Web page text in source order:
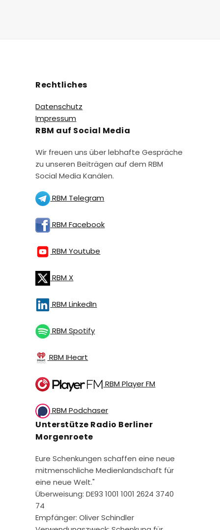
Rechtliches
Datenschutz
Impressum
RBM auf Social Media
Wir freuen uns über lebhafte Gespräche
zu unseren Beiträgen auf dem RBM
Social Media Kanälen.
RBM Telegram
RBM Facebook
RBM Youtube
RBM X
RBM LinkedIn
RBM Spotify
RBM IHeart
RBM Player FM
RBM Podchaser
Unterstütze Radio Berliner
Morgenroete
Eure Schenkungen schaffen eine neue
mitmenschliche Medienlandschaft für
eine neue Welt."
Überweisung: DE93 1001 1001 2624 3740
74
Empfänger: Oliver Schindler